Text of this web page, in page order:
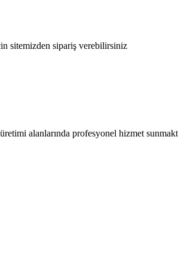
alanlarında profesyonel hizmet